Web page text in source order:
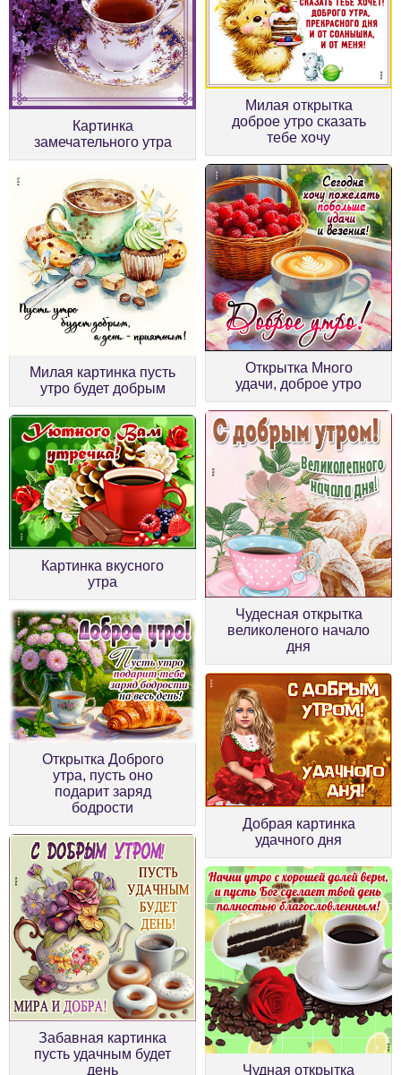
Картинка
замечательного утра
Милая открытка
доброе утро сказать
тебе хочу
Милая картинка пусть
утро будет добрым
Открытка Много
удачи, доброе утро
Картинка вкусного
утра
Чудесная открытка
великоленого начало
дня
Открытка Доброго
утра, пусть оно
подарит заряд
бодрости
Добрая картинка
удачного дня
Забавная картинка
пусть удачным будет
день
Чудная открытка